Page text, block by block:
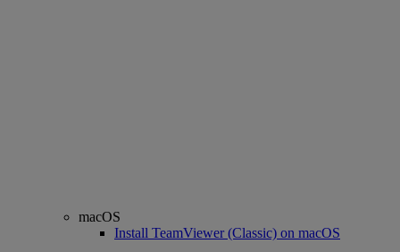
macOS
Install TeamViewer (Classic) on macOS